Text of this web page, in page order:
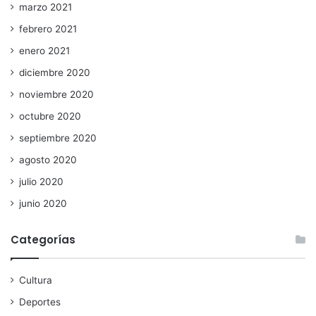
marzo 2021
febrero 2021
enero 2021
diciembre 2020
noviembre 2020
octubre 2020
septiembre 2020
agosto 2020
julio 2020
junio 2020
Categorías
Cultura
Deportes